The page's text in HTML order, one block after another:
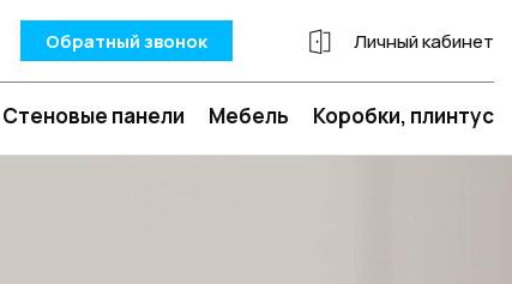
Обратный звонок Личный кабинет
Стеновые панели Мебель Коробки, плинтус